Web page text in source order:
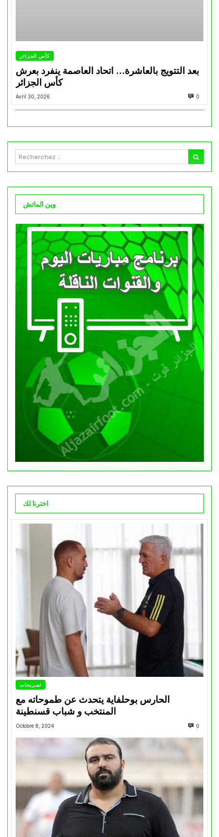
كأس الجزائر
بعد التتويج بالعاشرة… اتحاد العاصمة ينفرد بعرش
كأس الجزائر
Avril 30, 2026 0
وين الماتش
اخترنا لك
تصريحات
الحارس بوحلفاية يتحدث عن طموحاته مع
المنتخب و شباب قسنطينة
Octobre 8, 2024 0